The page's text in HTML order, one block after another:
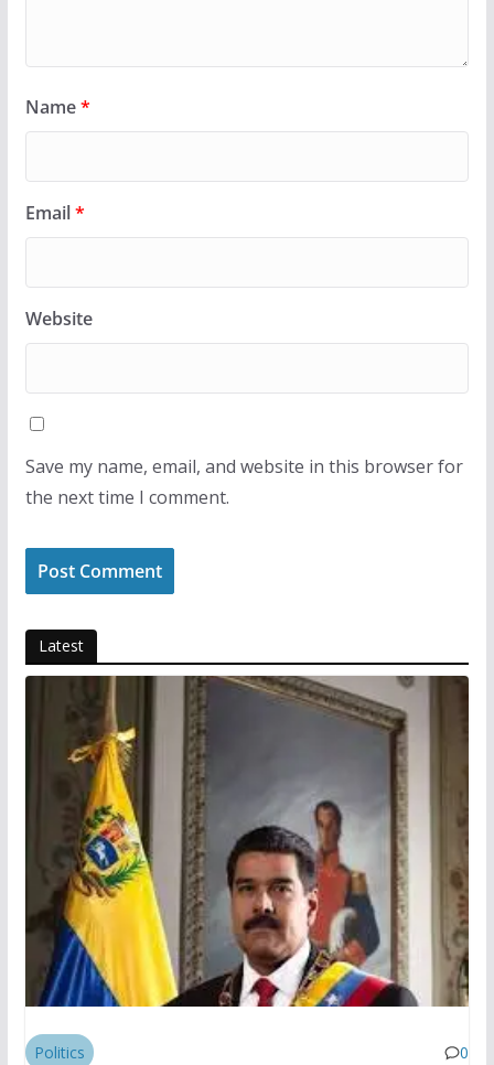
Name*
Email*
Website
Save my name, email, and website in this browser for
the next time I comment.
Latest
Politics 0